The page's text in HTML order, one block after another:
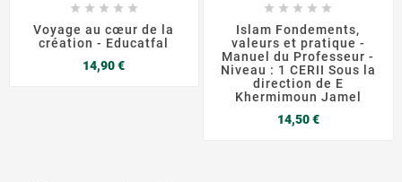
    
Voyage au cœur de la
création - Educatfal
14,90 €Prix
    
Islam Fondements,
valeurs et pratique -
Manuel du Professeur -
Niveau : 1 CERII Sous la
direction de E
Khermimoun Jamel
14,50 €Prix